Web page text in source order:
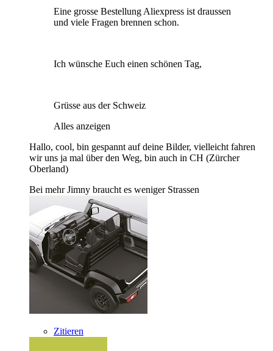
Eine grosse Bestellung Aliexpress ist draussen
und viele Fragen brennen schon.
Ich wünsche Euch einen schönen Tag,
Grüsse aus der Schweiz
Alles anzeigen
Hallo, cool, bin gespannt auf deine Bilder, vielleicht fahren
wir uns ja mal über den Weg, bin auch in CH (Zürcher
Oberland)
Bei mehr Jimny braucht es weniger Strassen
Zitieren